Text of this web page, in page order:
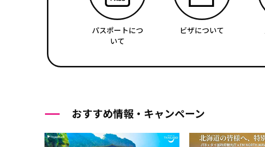
パスポートにつ
いて
ビザについて
おすすめ情報・キャンペーン